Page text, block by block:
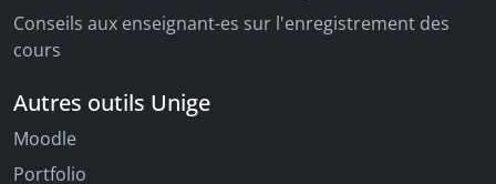
Conseils aux enseignant-es sur l'enregistrement des
cours
Autres outils Unige
Moodle
Portfolio